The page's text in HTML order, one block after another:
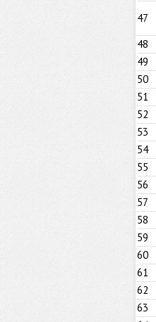
47
48
49
50
51
52
53
54
55
56
57
58
59
60
61
62
63